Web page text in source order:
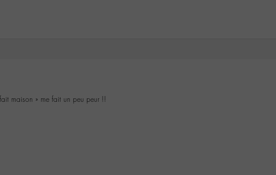
maison » me fait un peu peur !!